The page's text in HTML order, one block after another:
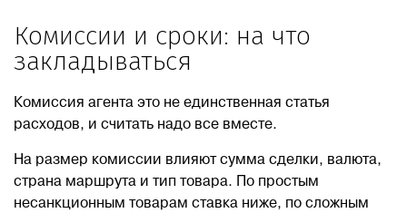
Комиссии и сроки: на что
закладываться
Комиссия агента это не единственная статья
расходов, и считать надо все вместе.
На размер комиссии влияют сумма сделки, валюта,
страна маршрута и тип товара. По простым
несанкционным товарам ставка ниже, по сложным